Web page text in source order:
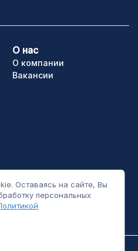
Оставаясь на сайте, Вы
персональных
О нас
О компании
Вакансии